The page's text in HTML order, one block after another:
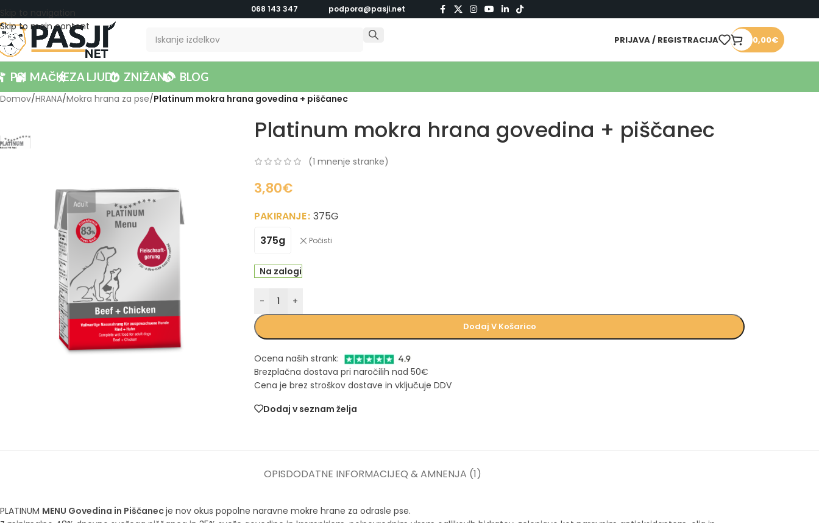
Skip to navigation
Skip to main content
068 143 347 podpora@pasji.net
PRIJAVA / REGISTRACIJA 0,00€
PSI MAČKEZA LJUDI ZNIŽANO BLOG
Domov/HRANA/Mokra hrana za pse/Platinum mokra hrana govedina + piščanec
Platinum mokra hrana govedina + piščanec
(1 mnenje stranke)
3,80€
PAKIRANJE 375G
375g
Počisti
Na zalogi
- +
Dodaj V Košarico
Ocena naših strank:
Brezplačna dostava pri naročilih nad 50€
Cena je brez stroškov dostave in vključuje DDV
Dodaj v seznam želja
OPISDODATNE INFORMACIJEQ & AMNENJA (1)
PLATINUM MENU Govedina in Piščanecje nov okus popolne naravne mokre hrane za odrasle pse.